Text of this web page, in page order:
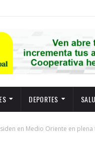
DEPORTES
en Medio Oriente en